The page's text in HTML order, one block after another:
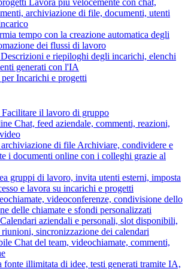
Lavora più velocemente con chat,
archiviazione di file, documenti, utenti
tempo con la creazione automatica degli
dei flussi di lavoro
Descrizioni e riepiloghi degli incarichi, elenchi
generati con l'IA
Incarichi e progetti
Facilitare il lavoro di gruppo
Chat, feed aziendale, commenti, reazioni,
di file Archiviare, condividere e
i documenti online con i colleghi grazie al
gruppi di lavoro, invita utenti esterni, imposta
e lavora su incarichi e progetti
videoconferenze, condivisione dello
delle chiamate e sfondi personalizzati
Calendari aziendali e personali, slot disponibili,
sincronizzazione dei calendari
Chat del team, videochiamate, commenti,
fonte illimitata di idee, testi generati tramite IA,